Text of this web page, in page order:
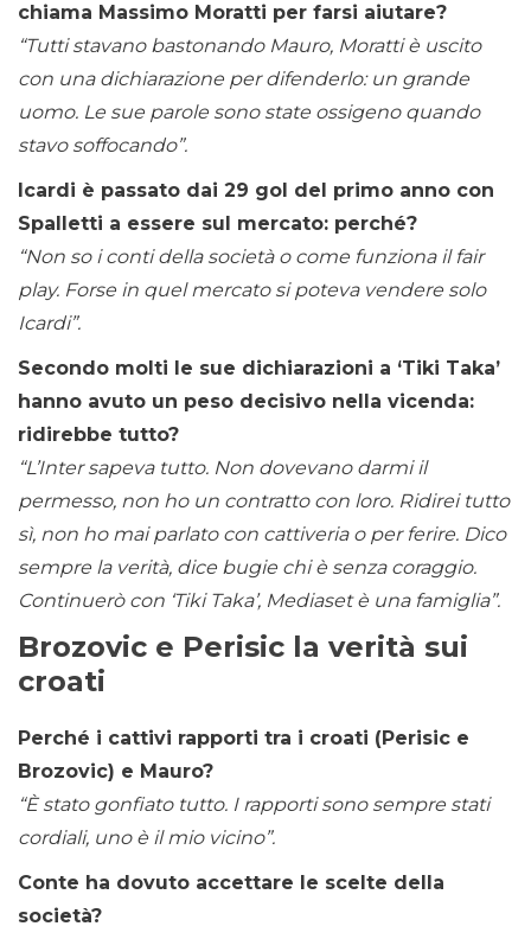
chiama Massimo Moratti per farsi aiutare?
“Tutti stavano bastonando Mauro, Moratti è uscito
con una dichiarazione per difenderlo: un grande
uomo. Le sue parole sono state ossigeno quando
stavo soffocando”.
Icardi è passato dai 29 gol del primo anno con
Spalletti a essere sul mercato: perché?
“Non so i conti della società o come funziona il fair
play. Forse in quel mercato si poteva vendere solo
Icardi”.
Secondo molti le sue dichiarazioni a ‘Tiki Taka’
hanno avuto un peso decisivo nella vicenda:
ridirebbe tutto?
“L’Inter sapeva tutto. Non dovevano darmi il
permesso, non ho un contratto con loro. Ridirei tutto
sì, non ho mai parlato con cattiveria o per ferire. Dico
sempre la verità, dice bugie chi è senza coraggio.
Continuerò con ‘Tiki Taka’, Mediaset è una famiglia”.
Brozovic e Perisic la verità sui
croati
Perché i cattivi rapporti tra i croati (Perisic e
Brozovic) e Mauro?
“È stato gonfiato tutto. I rapporti sono sempre stati
cordiali, uno è il mio vicino”.
Conte ha dovuto accettare le scelte della
società?